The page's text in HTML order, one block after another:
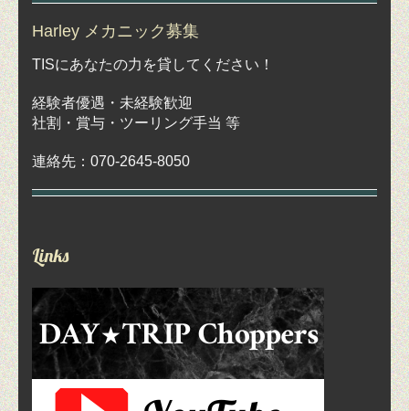
Harley メカニック募集
TISにあなたの力を貸してください！
経験者優遇・未経験歓迎
社割・賞与・ツーリング手当 等
連絡先：070-2645-8050
Links